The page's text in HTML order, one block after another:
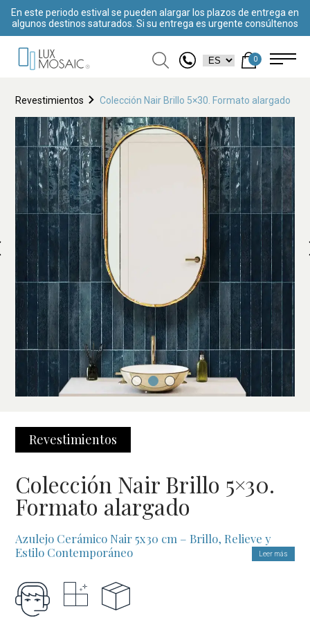
En este periodo estival se pueden alargar los plazos de entrega en
algunos destinos saturados. Si su entrega es urgente consúltenos
0
Revestimientos Colección Nair Brillo 5×30. Formato alargado
Revestimientos
Colección Nair Brillo 5×30.
Formato alargado
Azulejo Cerámico Nair 5x30 cm – Brillo, Relieve y
Estilo Contemporáneo
Colección Nair 5x30 cm es ideal para dar personalidad a tus
espacios. Su diseño combina un acabado brillante con un
elegante relieve ondulado esmaltado, creando una superficie
Leer más